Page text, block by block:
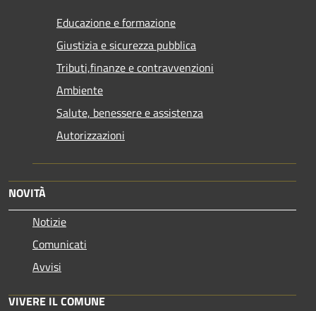
Educazione e formazione
Giustizia e sicurezza pubblica
Tributi,finanze e contravvenzioni
Ambiente
Salute, benessere e assistenza
Autorizzazioni
NOVITÀ
Notizie
Comunicati
Avvisi
VIVERE IL COMUNE